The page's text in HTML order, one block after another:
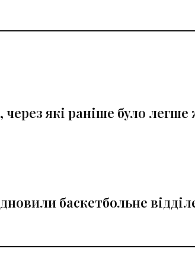
які раніше було
баскетбольне